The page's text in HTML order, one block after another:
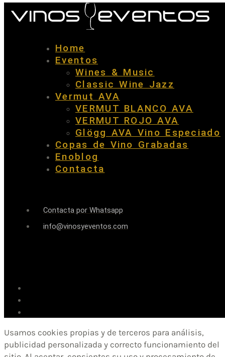
Home
Eventos
Wines & Music
Classic Wine Jazz
Vermut AVA
VERMUT BLANCO AVA
VERMUT ROJO AVA
Glögg AVA Vino Especiado
Copas de Vino Grabadas
Enoblog
Contacta
Contacta por Whatsapp
info@vinosyeventos.com
Usamos cookies propias y de terceros para análisis,
publicidad personalizada y correcto funcionamiento del